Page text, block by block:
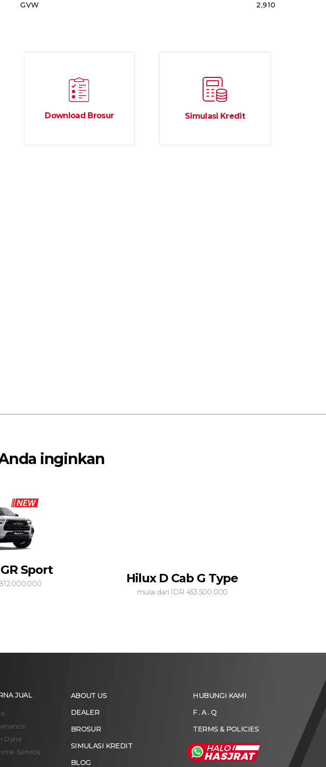
GVW
2,910
Download Brosur Simulasi Kredit
inginkan
Sport
Hilux D Cab G Type
mulai dari IDR 453.500.000
JUAL
Dyna
Service
ABOUT US
DEALER
BROSUR
SIMULASI KREDIT
BLOG
HUBUNGI KAMI
F . A . Q
TERMS & POLICIES